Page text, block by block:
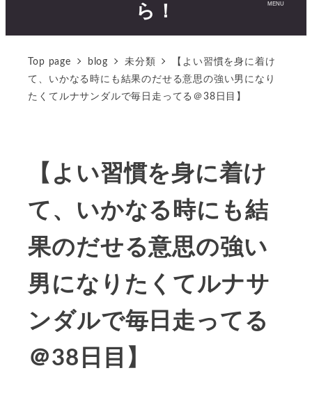
ら！
MENU
Top page blog 未分類
【よい習慣を身に着け
て、いかなる時にも結果のだせる意思の強い男になり
たくてルナサンダルで毎日走ってる＠38日目】
【よい習慣を身に着け
て、いかなる時にも結
果のだせる意思の強い
男になりたくてルナサ
ンダルで毎日走ってる
＠38日目】